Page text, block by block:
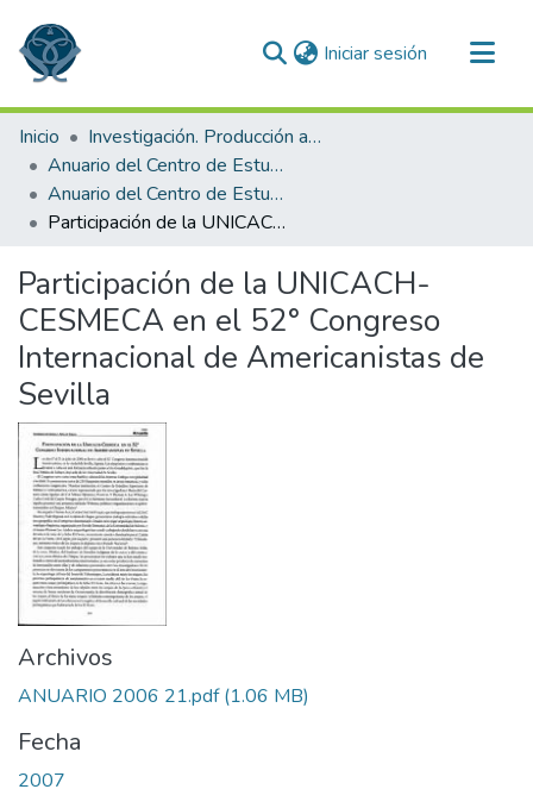
Iniciar sesión (current)
Comunidades
Todo DSpace
Estadísticas
Inicio
Investigación. Producción académica
Anuario del Centro de Estudios Superiores de México y Centroamérica
Anuario del Centro de Estudios Superiores de México y Centroamérica 2006
Participación de la UNICACH-CESMECA en el 52° Congreso Internacional de Americanistas de Sevilla
Participación de la UNICACH-
CESMECA en el 52° Congreso
Internacional de Americanistas de
Sevilla
Archivos
ANUARIO 2006 21.pdf(1.06 MB)
Fecha
2007